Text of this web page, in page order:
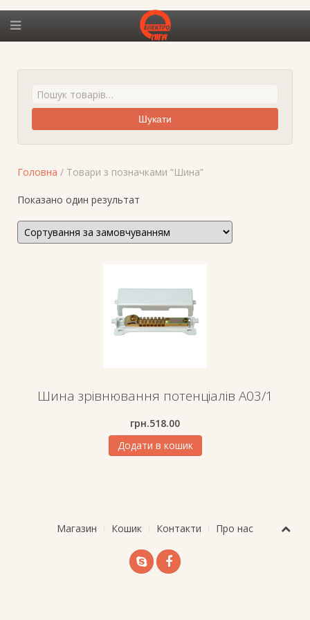
Шукати
Головна / Товари з позначками “Шина”
Показано один результат
Шина зрівнювання потенціалів A03/1
грн.518.00
Додати в кошик
Магазин Кошик Контакти Про нас